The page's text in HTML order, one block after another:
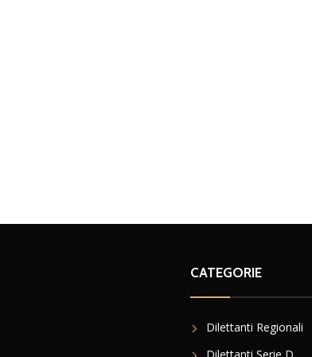
CATEGORIE
Dilettanti Regionali